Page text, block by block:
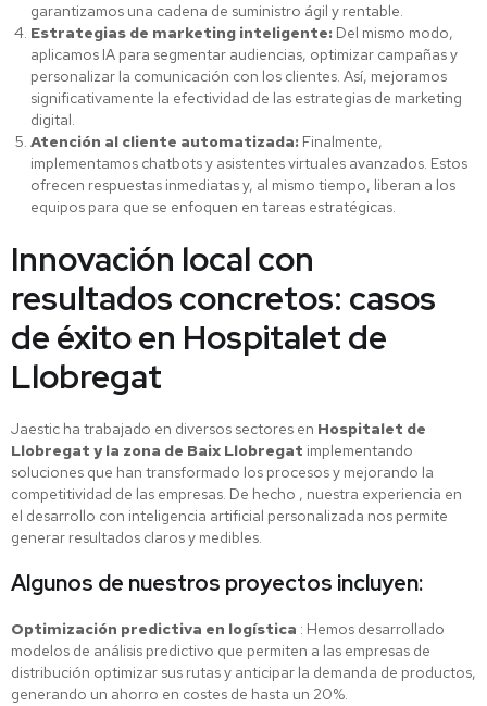
garantizamos una cadena de suministro ágil y rentable.
Estrategias de marketing inteligente: Del mismo modo,
aplicamos IA para segmentar audiencias, optimizar campañas y
personalizar la comunicación con los clientes. Así, mejoramos
significativamente la efectividad de las estrategias de marketing
digital.
Atención al cliente automatizada: Finalmente,
implementamos chatbots y asistentes virtuales avanzados. Estos
ofrecen respuestas inmediatas y, al mismo tiempo, liberan a los
equipos para que se enfoquen en tareas estratégicas.
Innovación local con
resultados concretos: casos
de éxito en Hospitalet de
Llobregat
Jaestic ha trabajado en diversos sectores en Hospitalet de
Llobregat y la zona de Baix Llobregat implementando
soluciones que han transformado los procesos y mejorando la
competitividad de las empresas. De hecho , nuestra experiencia en
el desarrollo con inteligencia artificial personalizada nos permite
generar resultados claros y medibles.
Algunos de nuestros proyectos incluyen:
Optimización predictiva en logística : Hemos desarrollado
modelos de análisis predictivo que permiten a las empresas de
distribución optimizar sus rutas y anticipar la demanda de productos,
generando un ahorro en costes de hasta un 20%.